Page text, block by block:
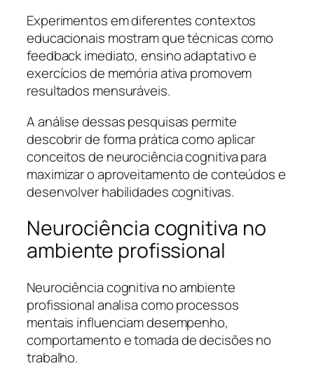
Experimentos em diferentes contextos
educacionais mostram que técnicas como
feedback imediato, ensino adaptativo e
exercícios de memória ativa promovem
resultados mensuráveis.
A análise dessas pesquisas permite
descobrir de forma prática como aplicar
conceitos de neurociência cognitiva para
maximizar o aproveitamento de conteúdos e
desenvolver habilidades cognitivas.
Neurociência cognitiva no
ambiente profissional
Neurociência cognitiva no ambiente
profissional analisa como processos
mentais influenciam desempenho,
comportamento e tomada de decisões no
trabalho.